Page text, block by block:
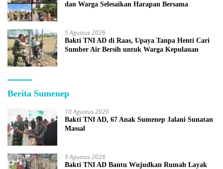
dan Warga Selesaikan Harapan Bersama
5 Agustus 2026
Bakti TNI AD di Raas, Upaya Tanpa Henti Cari
Sumber Air Bersih untuk Warga Kepulauan
Berita Sumenep
10 Agustus 2026
Bakti TNI AD, 67 Anak Sumenep Jalani Sunatan
Massal
9 Agustus 2026
Bakti TNI AD Bantu Wujudkan Rumah Layak